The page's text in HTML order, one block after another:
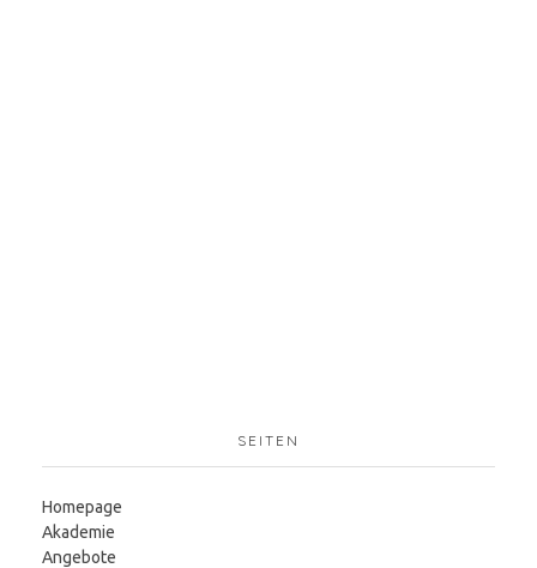
SEITEN
Homepage
Akademie
Angebote